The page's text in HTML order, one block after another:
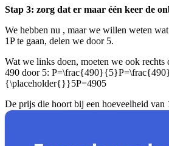
Stap 3: zorg dat er maar één keer de
We hebben nu , maar we willen weten
1P te gaan, delen we door 5.
Wat we links doen, moeten we ook
490 door 5:
{\placeholder{}}5P=4905
De prijs die hoort bij een hoeveelheid van